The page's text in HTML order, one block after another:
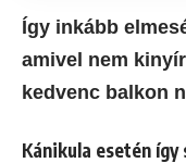
Így inkább
amivel nem
kedvenc balkon
Kánikula esetén